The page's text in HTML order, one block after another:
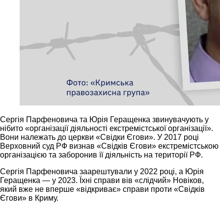
Сергія Парфеновича та Юрія Геращенка звинувачують у
нібито «організації діяльності екстремістської організації».
Вони належать до церкви «Свідки Єгови». У 2017 році
Верховний суд РФ визнав «Свідків Єгови» екстремістською
організацією та заборонив її діяльність на території РФ.
Сергія Парфеновича заарештували у 2022 році, а Юрія
Геращенка — у 2023. Їхні справи вів «слідчий» Новіков,
який вже не вперше «відкриває» справи проти «Свідків
Єгови» в Криму.